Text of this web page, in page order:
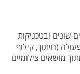
שונים ובטכניקות
(חיתוך, קילוף
מושאים צילומיים